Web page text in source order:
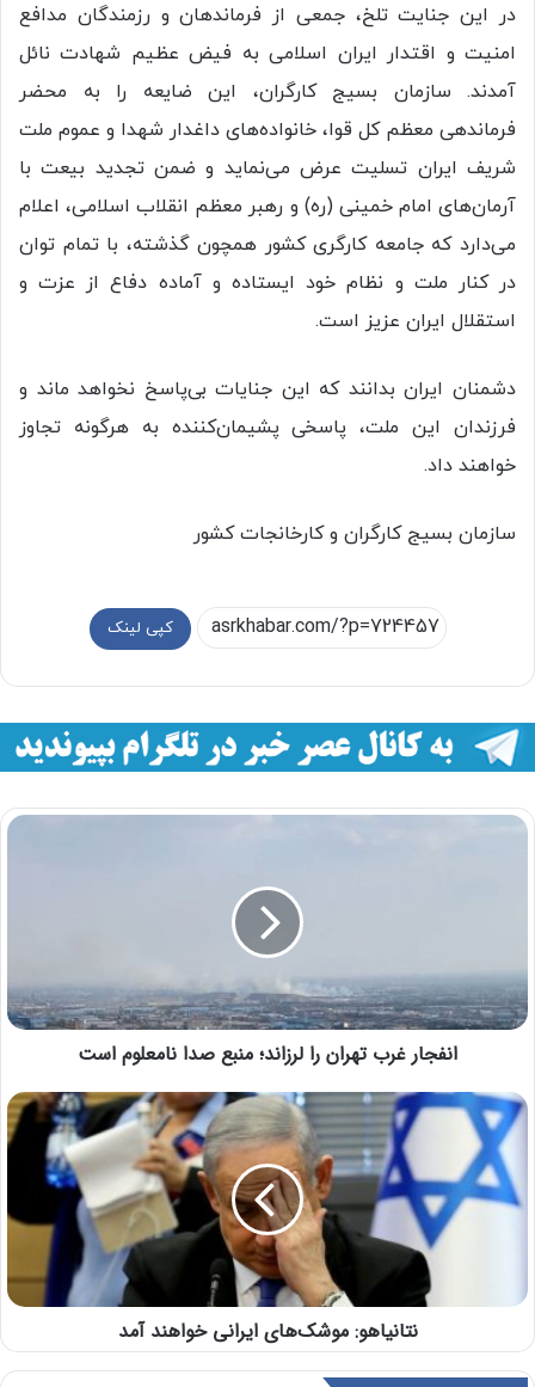
در این جنایت تلخ، جمعی از فرماندهان و رزمندگان مدافع
امنیت و اقتدار ایران اسلامی به فیض عظیم شهادت نائل
آمدند. سازمان بسیج کارگران، این ضایعه را به محضر
فرماندهی معظم کل قوا، خانواده‌های داغدار شهدا و عموم ملت
شریف ایران تسلیت عرض می‌نماید و ضمن تجدید بیعت با
آرمان‌های امام خمینی (ره) و رهبر معظم انقلاب اسلامی، اعلام
می‌دارد که جامعه‌ کارگری کشور همچون گذشته، با تمام توان
در کنار ملت و نظام خود ایستاده و آماده دفاع از عزت و
استقلال ایران عزیز است.
دشمنان ایران بدانند که این جنایات بی‌پاسخ نخواهد ماند و
فرزندان این ملت، پاسخی پشیمان‌کننده به هرگونه تجاوز
خواهند داد.
سازمان بسیج کارگران و کارخانجات کشور
کپی لینک
انفجار غرب تهران را لرزاند؛ منبع صدا نامعلوم است
نتانیاهو: موشک‌های ایرانی خواهند آمد